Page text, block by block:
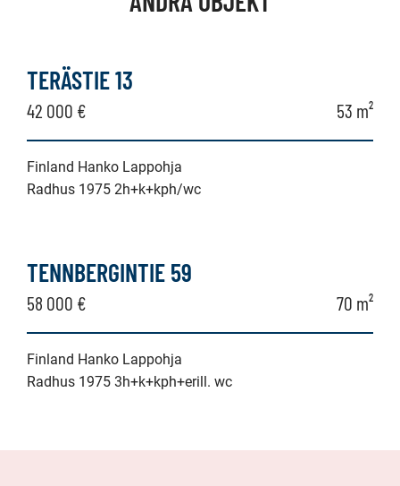
TERÄSTIE 13
42 000 € 53 m²
Finland Hanko Lappohja
Radhus 1975 2h+k+kph/wc
TENNBERGINTIE 59
58 000 € 70 m²
Finland Hanko Lappohja
Radhus 1975 3h+k+kph+erill. wc